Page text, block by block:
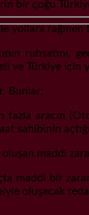
bir çoğu
yollara
ruhsatını,
ve Türkiye için
Bunlar;
aracın
sahibinin
maddi
maddi bir
oluşacak